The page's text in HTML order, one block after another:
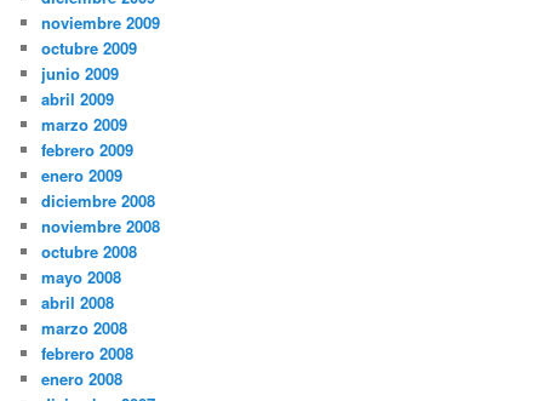
noviembre 2009
octubre 2009
junio 2009
abril 2009
marzo 2009
febrero 2009
enero 2009
diciembre 2008
noviembre 2008
octubre 2008
mayo 2008
abril 2008
marzo 2008
febrero 2008
enero 2008